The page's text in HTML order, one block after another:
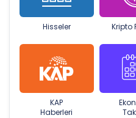
Hisseler Kripto
KAP
Haberleri